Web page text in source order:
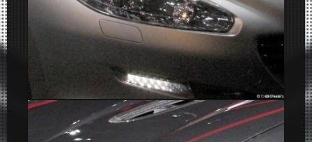
Optique phare Jaguar